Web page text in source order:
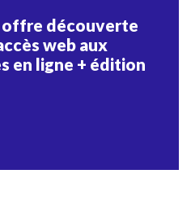
découverte
web aux
en ligne + édition